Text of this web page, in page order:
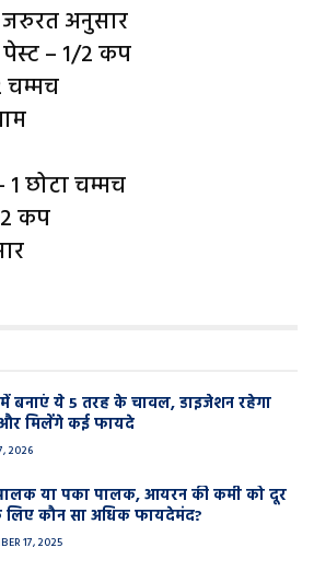
अनुसार
– 1/2 कप
चम्मच
1 छोटा चम्मच
कप
में बनाएं ये 5 तरह के चावल, डाइजेशन रहेगा
मिलेंगे कई फायदे
2026
या पका पालक, आयरन की कमी को दूर
कौन सा अधिक फायदेमंद?
17, 2025